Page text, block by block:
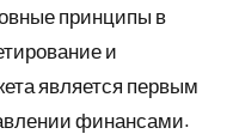
принципы в
и
является первым
финансами.